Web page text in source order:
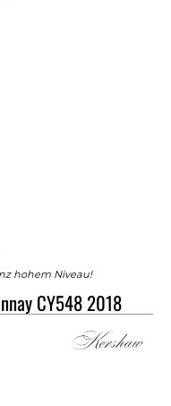
hohem Niveau!
CY548 2018